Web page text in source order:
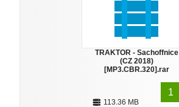
TRAKTOR - Sachoffnice
(CZ 2018)
[MP3.CBR.320].rar
113.36 MB
1